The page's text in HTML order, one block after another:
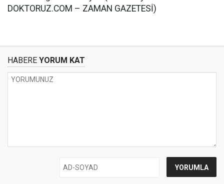
DOKTORUZ.COM – ZAMAN GAZETESİ)
HABERE YORUM KAT